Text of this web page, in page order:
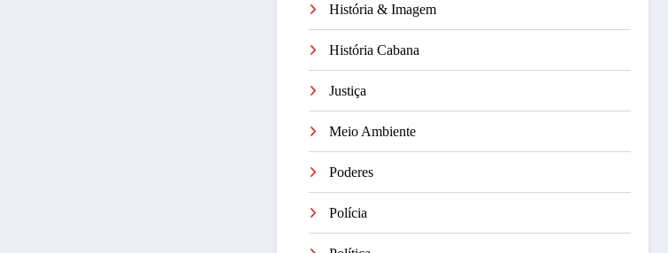
História & Imagem
História Cabana
Justiça
Meio Ambiente
Poderes
Polícia